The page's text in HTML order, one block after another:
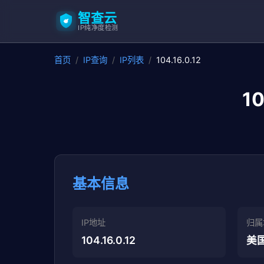
智查云
IP纯净度检测
首页 / IP查询 / IP列表 / 104.16.0.12
基本信息
IP地址
104.16.0.12
归
美